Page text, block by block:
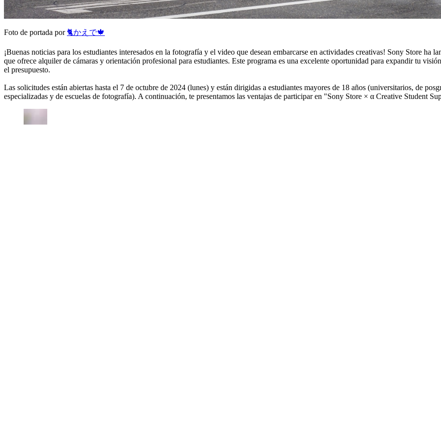
Foto de portada por🐈かえで🍁
¡Buenas noticias para los estudiantes interesados en la fotografía y el video que desean embarcarse en actividades creativas! Sony Store
que ofrece alquiler de cámaras y orientación profesional para estudiantes. Este programa es una excelente oportunidad para expandir tu
el presupuesto.
Las solicitudes están abiertas hasta el 7 de octubre de 2024 (lunes) y están dirigidas a estudiantes mayores de 18 años (universitarios, de
especializadas y de escuelas de fotografía). A continuación, te presentamos las ventajas de participar en "Sony Store × α Creative Student